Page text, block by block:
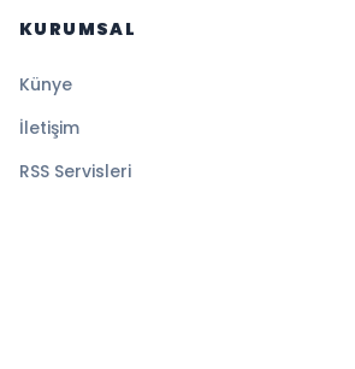
KURUMSAL
Künye
İletişim
RSS Servisleri